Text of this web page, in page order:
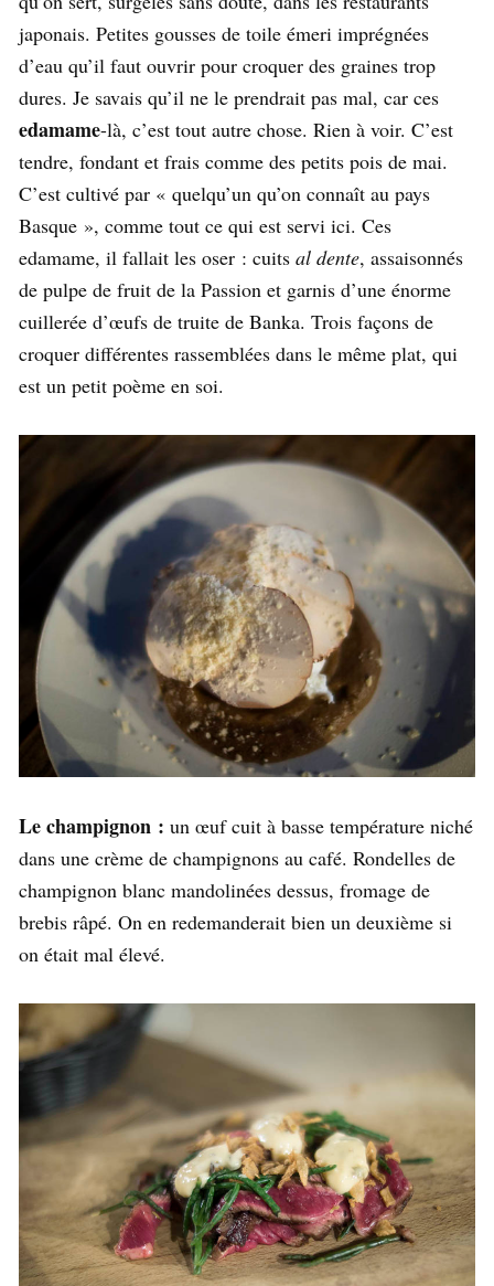
japonais. Petites gousses de toile émeri imprégnées
d’eau qu’il faut ouvrir pour croquer des graines trop
dures. Je savais qu’il ne le prendrait pas mal, car ces
edamame-là, c’est tout autre chose. Rien à voir. C’est
tendre, fondant et frais comme des petits pois de mai.
C’est cultivé par « quelqu’un qu’on connaît au pays
Basque », comme tout ce qui est servi ici. Ces
edamame, il fallait les oser : cuits al dente, assaisonnés
de pulpe de fruit de la Passion et garnis d’une énorme
cuillerée d’œufs de truite de Banka. Trois façons de
croquer différentes rassemblées dans le même plat, qui
est un petit poème en soi.
Le champignon : un œuf cuit à basse température niché
dans une crème de champignons au café. Rondelles de
champignon blanc mandolinées dessus, fromage de
brebis râpé. On en redemanderait bien un deuxième si
on était mal élevé.